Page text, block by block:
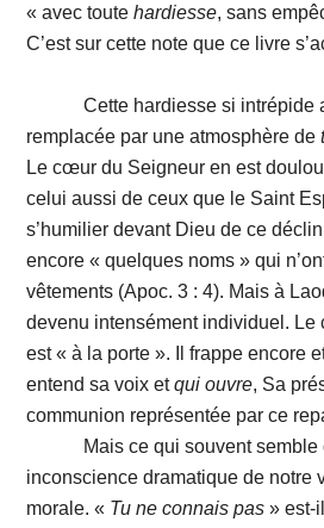
« avec toutehardiesse, sans
C’est sur cette note que ce livre
Cette hardiesse si intrépide a
remplacée par une atmosphère de
Le cœur du Seigneur en est
celui aussi de ceux que le Saint
s’humilier devant Dieu de ce
encore « quelques noms » qui
vêtements (Apoc. 3 : 4). Mais à
devenu intensément individuel. Le
est « à la porte ». Il frappe encore
entend sa voix etqui ouvre, Sa
communion représentée par ce
Mais ce qui souvent semble
inconscience dramatique de notre
morale. « Tu ne connais pas » est-